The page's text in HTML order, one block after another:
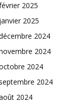
2025
2025
2024
2024
2024
2024
2024